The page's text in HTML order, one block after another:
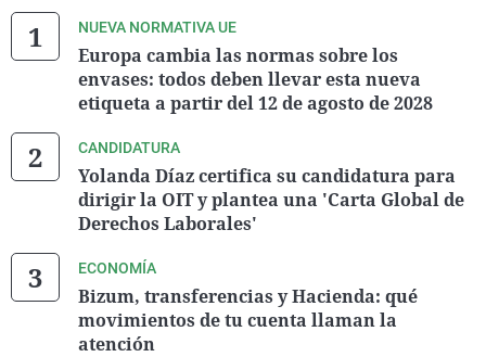
NUEVA NORMATIVA UE
Europa cambia las normas sobre los
envases: todos deben llevar esta nueva
etiqueta a partir del 12 de agosto de 2028
CANDIDATURA
Yolanda Díaz certifica su candidatura para
dirigir la OIT y plantea una 'Carta Global de
Derechos Laborales'
ECONOMÍA
Bizum, transferencias y Hacienda: qué
movimientos de tu cuenta llaman la
atención